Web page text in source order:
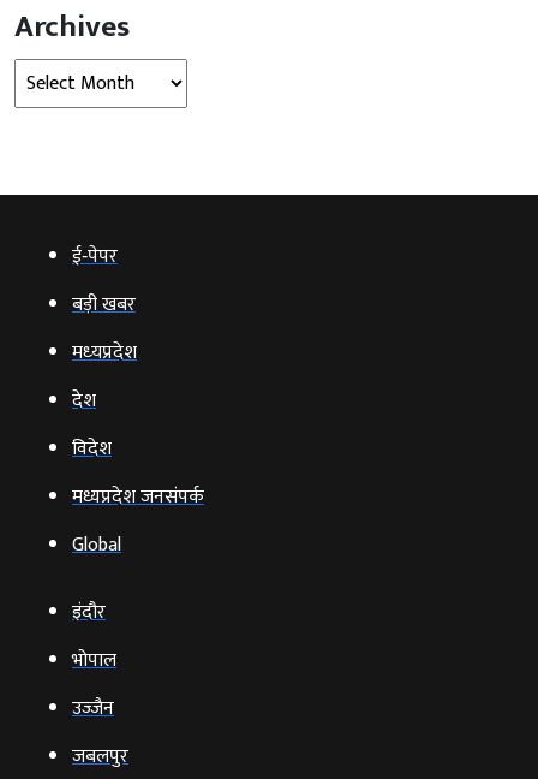
Archives
Archives
ई‑पेपर
बड़ी खबर
मध्‍यप्रदेश
देश
विदेश
मध्यप्रदेश जनसंपर्क
Global
इंदौर
भोपाल
उज्‍जैन
जबलपुर